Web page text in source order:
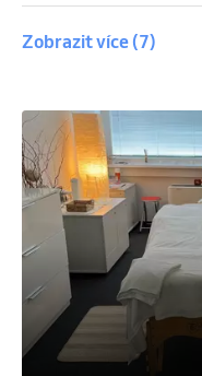
Zobrazit více (7)